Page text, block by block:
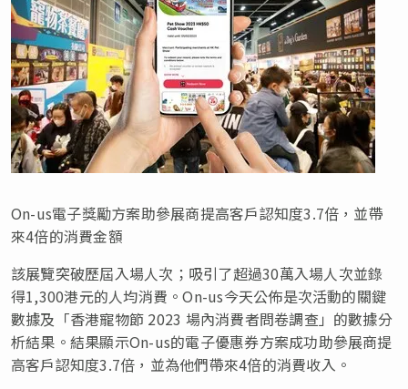
On-us電子獎勵方案助參展商提高客戶認知度3.7倍，並帶
來4倍的消費金額
該展覽突破歷屆入場人次；吸引了超過30萬入場人次並錄
得1,300港元的人均消費。On-us今天公佈是次活動的關鍵
數據及「香港寵物節 2023 場內消費者問卷調查」的數據分
析結果。結果顯示On-us的電子優惠券方案成功助參展商提
高客戶認知度3.7倍，並為他們帶來4倍的消費收入。